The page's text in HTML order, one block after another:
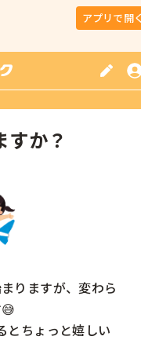
アプリで開
すか？
りますが、変わら
とちょっと嬉しい